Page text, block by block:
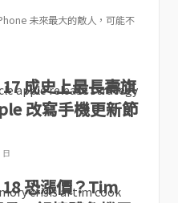
未來最大的敵人，可能不
成史上最長壽旗
改寫手機更新節
日
恐漲價？Tim